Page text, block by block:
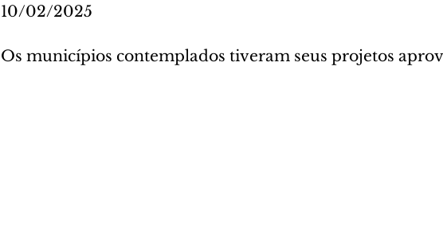
10/02/2025
Os municípios contemplados tiveram seus projetos